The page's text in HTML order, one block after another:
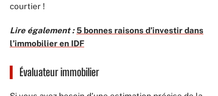
courtier !
Lire également : 5 bonnes raisons d’investir dans
l’immobilier en IDF
Évaluateur immobilier